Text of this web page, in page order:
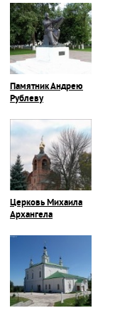
Памятник Андрею
Рублеву
Церковь Михаила
Архангела